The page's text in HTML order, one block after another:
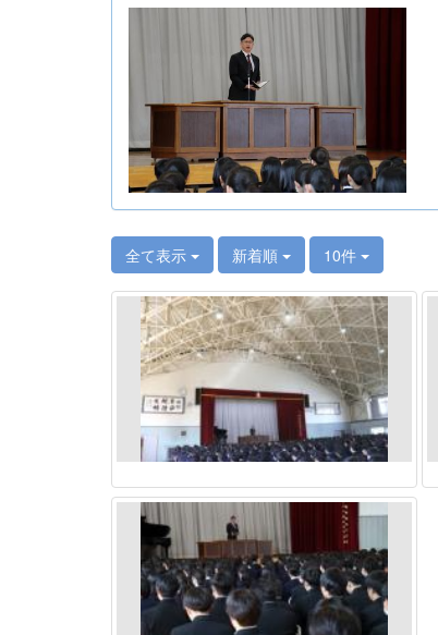
全て表示 新着順 10件